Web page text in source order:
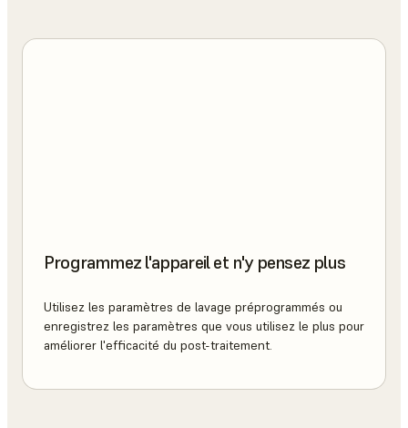
Programmez l'appareil et n'y pensez plus
Utilisez les paramètres de lavage préprogrammés ou
enregistrez les paramètres que vous utilisez le plus pour
améliorer l'efficacité du post-traitement.